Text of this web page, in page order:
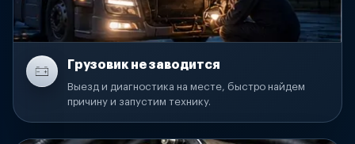
Грузовик не заводится
Выезд и диагностика на месте, быстро найдем
причину и запустим технику.